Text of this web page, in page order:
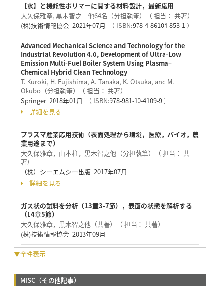
【水】と機能性ポリマーに関する材料設計，最新応用
大久保雅章, 黒木智之 他64名（分担執筆）（ 担当： 共著）
(株)技術情報協会 2021年07月
（ ISBN:978-4-86104-853-1）
Advanced Mechanical Science and Technology for the
Industrial Revolution 4.0, Development of Ultra-Low
Emission Multi-Fuel Boiler System Using Plasma–
Chemical Hybrid Clean Technology
T. Kuroki, H. Fujishima, A. Tanaka, K. Otsuka, and M.
Okubo（分担執筆）（ 担当： 共著）
Springer 2018年01月
（ ISBN:978-981-10-4109-9）
詳細を見る
プラズマ産業応用技術（表面処理から環境，医療，バイオ，農
業用途まで）
大久保雅章，山本柱，黒木智之他（分担執筆）（ 担当： 共
著）
（株）シーエムシー出版 2017年07月
詳細を見る
ガス状の試料を分析（13章3-7節），表面の状態を解析する
（14章5節）
大久保雅章，黒木智之他（共著）（ 担当： 共著）
(株)技術情報協会 2013年09月
▼全件表示
MISC（その他記事）